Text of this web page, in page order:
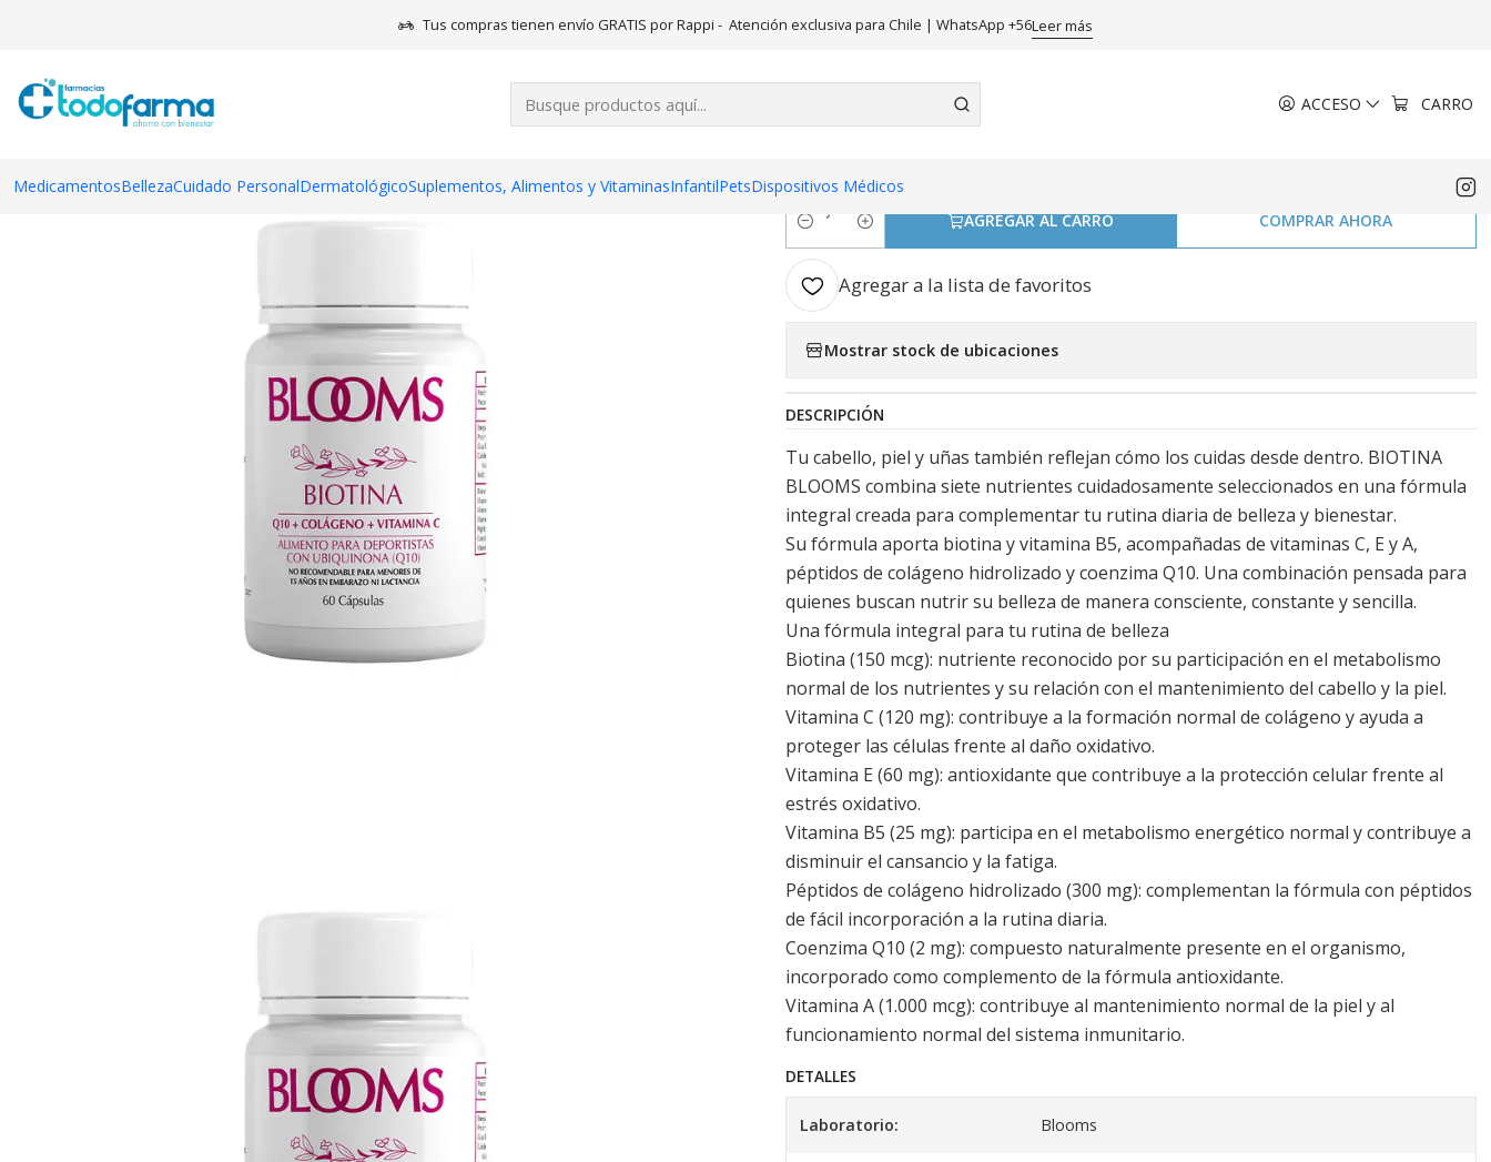
ACCESO CARRO
MedicamentosBellezaCuidado PersonalDermatológicoSuplementos, Alimentos y VitaminasInfantilPetsDispositivos Médicos
Tus compras tienen envío GRATIS por Rappi - Atención exclusiva para Chile | WhatsApp +56Leer más
Inicio Suplementos Blooms Biotina Q10 Colageno Vitamina C 60 Cápsulas
Blooms Biotina Q10 Colageno Vitamina
Cantidad
AGREGAR AL CARRO COMPRAR AHORA
Agregar a la lista de favoritos
Mostrar stock de ubicaciones
DESCRIPCIÓN
Tu cabello, piel y uñas también reflejan cómo los cuidas desde dentro. BIOTINA
BLOOMS combina siete nutrientes cuidadosamente seleccionados en una fórmula
integral creada para complementar tu rutina diaria de belleza y bienestar.
Su fórmula aporta biotina y vitamina B5, acompañadas de vitaminas C, E y A,
péptidos de colágeno hidrolizado y coenzima Q10. Una combinación pensada para
quienes buscan nutrir su belleza de manera consciente, constante y sencilla.
Una fórmula integral para tu rutina de belleza
Biotina (150 mcg): nutriente reconocido por su participación en el metabolismo
normal de los nutrientes y su relación con el mantenimiento del cabello y la piel.
Vitamina C (120 mg): contribuye a la formación normal de colágeno y ayuda a
proteger las células frente al daño oxidativo.
Vitamina E (60 mg): antioxidante que contribuye a la protección celular frente al
estrés oxidativo.
Vitamina B5 (25 mg): participa en el metabolismo energético normal y contribuye a
disminuir el cansancio y la fatiga.
Péptidos de colágeno hidrolizado (300 mg): complementan la fórmula con péptidos
de fácil incorporación a la rutina diaria.
Coenzima Q10 (2 mg): compuesto naturalmente presente en el organismo,
incorporado como complemento de la fórmula antioxidante.
Vitamina A (1.000 mcg): contribuye al mantenimiento normal de la piel y al
funcionamiento normal del sistema inmunitario.
DETALLES
Laboratorio: Blooms